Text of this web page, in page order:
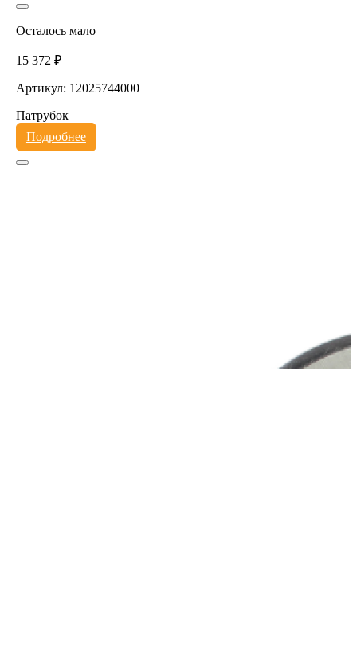
Осталось мало
15 372 ₽
Артикул: 12025744000
Патрубок
Подробнее